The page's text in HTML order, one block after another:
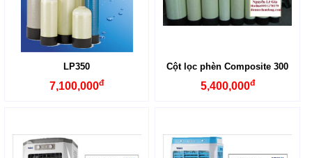
LP350
7,100,000đ
Cột lọc phèn Composite 300
5,400,000đ